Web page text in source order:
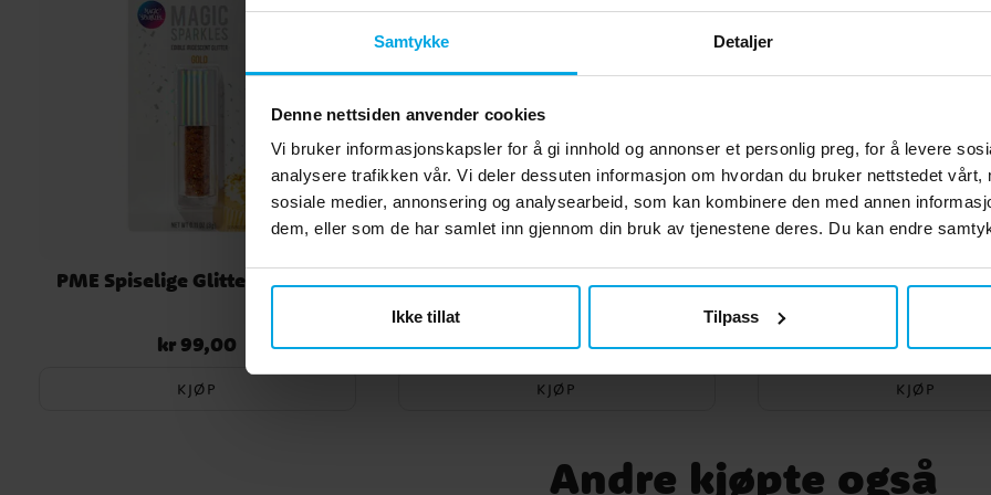
Samtykke Detaljer
Denne nettsiden anvender cookies
Vi bruker informasjonskapsler for å gi innhold og annonser et personlig preg, for å levere
analysere trafikken vår. Vi deler dessuten informasjon om hvordan du bruker nettstedet vårt,
sosiale medier, annonsering og analysearbeid, som kan kombinere den med annen
dem, eller som de har samlet inn gjennom din bruk av tjenestene deres. Du kan endre
Ikke tillat Tilpass
sammensetning, ingredienser eller næringsverdier
siden denne informasjonen ble publisert. Kontroller
alltid produktets originalemballasje for de nyeste
PME Spiselige Glitterflak, gull
Pris :kr 99,00
kr 99,00
KJØP
Minimarengs - Rosa 90 gram
Pris:kr 99,00
kr 99,00
KJØP
Minimarengs - Blå
Pris: kr 99,00
kr 99,00
KJØP
Andre kjøpte også